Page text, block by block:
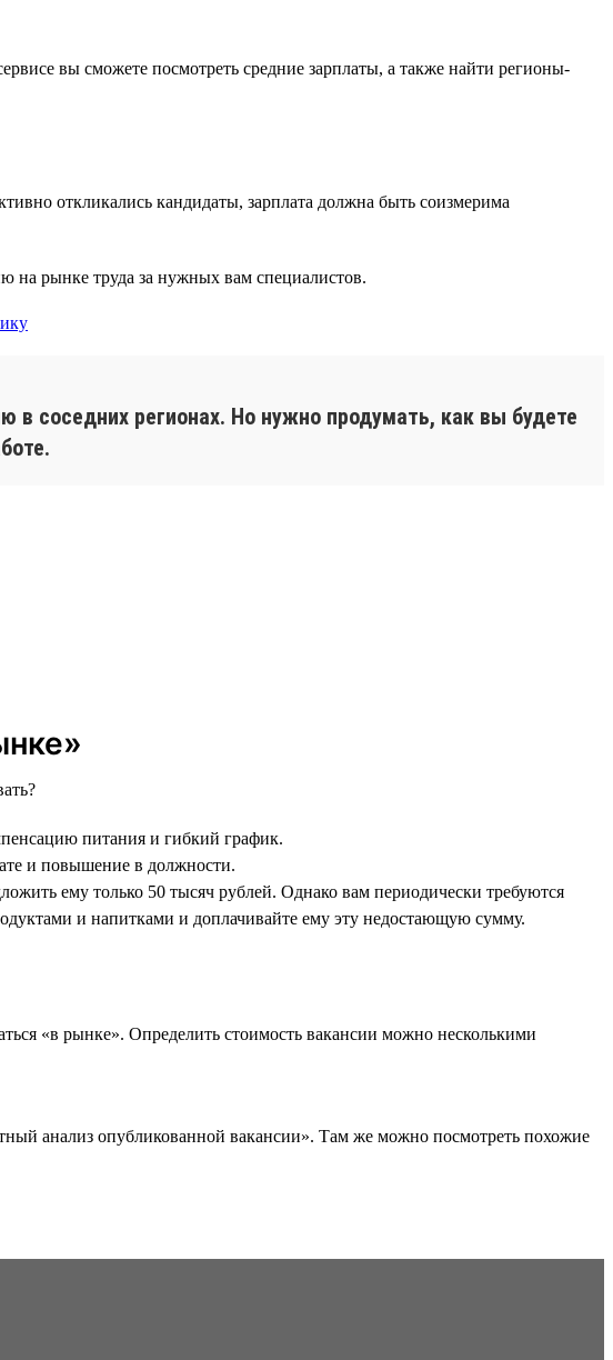
вы сможете посмотреть средние зарплаты, а также найти регионы-
откликались кандидаты, зарплата должна быть соизмерима
на рынке труда за нужных вам специалистов.
в соседних регионах. Но нужно продумать, как вы будете
питания и гибкий график.
и повышение в должности.
ему только 50 тысяч рублей. Однако вам периодически требуются
и напитками и доплачивайте ему эту недостающую сумму.
«в рынке». Определить стоимость вакансии можно несколькими
анализ опубликованной вакансии». Там же можно посмотреть похожие